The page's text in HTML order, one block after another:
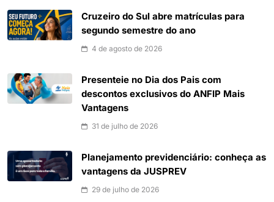
Cruzeiro do Sul abre matrículas para
segundo semestre do ano
4 de agosto de 2026
Presenteie no Dia dos Pais com
descontos exclusivos do ANFIP Mais
Vantagens
31 de julho de 2026
Planejamento previdenciário: conheça as
vantagens da JUSPREV
29 de julho de 2026